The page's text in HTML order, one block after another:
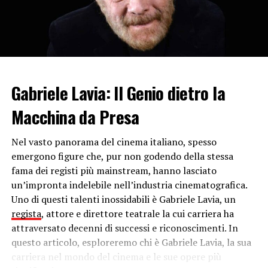
Da bambino sognava un giorno di poter correre sulle
strade del Tour, da grande è arrivato persino a vincerlo.
Classe 1998, Pogacar è il primo corridore sloveno ad
aggiudicarsi il
Tour de France
giovane della corsa francese se consideriamo gli anni dal
dopoguerra in poi; il secondo se invece torniamo
indietro di parecchio. Il più giovane in assoluto a vincere
il Tour è stato infattiHenri Cornetnel 1904, all’età di
19 anni, 11 mesi e 20 giorni.
Pogacar ha battuto il record di un altro giovane
corridore, Egan Bernal,
che lo scorso anno conquistò la
Grande Boucle a 22 anni e 196 giorni.
Gabriele Lavia: Il Genio dietro la
Macchina da Presa
Nel vasto panorama del cinema italiano, spesso
emergono figure che, pur non godendo della stessa
fama dei registi più mainstream, hanno lasciato
un’impronta indelebile nell’industria cinematografica.
Uno di questi talenti inossidabili è Gabriele Lavia, un
regista, attore e direttore teatrale la cui carriera ha
attraversato decenni di successi e riconoscimenti. In
questo articolo, esploreremo chi è Gabriele Lavia, la sua
carriera nel mondo del cinema e le sue opere più